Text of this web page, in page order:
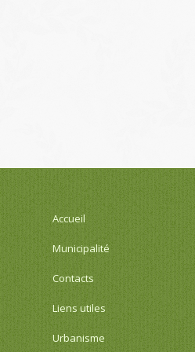
Accueil
Municipalité
Contacts
Liens utiles
Urbanisme